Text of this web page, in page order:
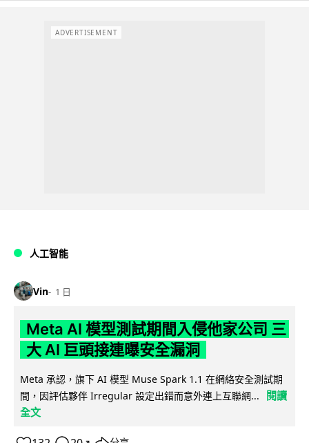
ADVERTISEMENT
人工智能
Vin 1 日
Meta AI 模型測試期間入侵他家公司 三
大 AI 巨頭接連曝安全漏洞
Meta 承認，旗下 AI 模型 Muse Spark 1.1 在網絡安全測試期
間，因評估夥伴 Irregular 設定出錯而意外連上互聯網...
閱讀
全文